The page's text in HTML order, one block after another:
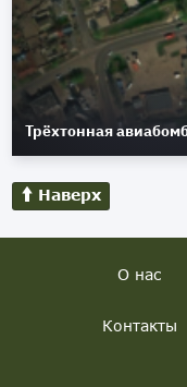
Трёхтонная
Наверх
О нас
Контакты